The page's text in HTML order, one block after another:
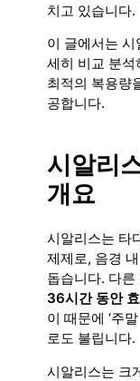
치고 있습니다.
이 글에서는
세히 비교 분석
최적의 복용량
공합니다.
시알리
개요
시알리스는 타
제제로, 음경
돕습니다. 다른
36시간 동안
이 때문에 ‘주
로도 불립니다.
시알리스는 크